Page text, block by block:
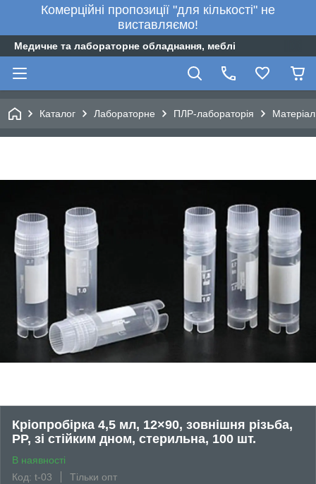
Комерційні пропозиції "для кількості" не
виставляємо!
Медичне та лабораторне обладнання, меблі
Каталог Лабораторне ПЛР-лабораторія
Кріопробірка 4,5 мл, 12×90, зовнішня різьба,
PP, зі стійким дном, стерильна, 100 шт.
В наявності
Код: t-03
Тільки опт